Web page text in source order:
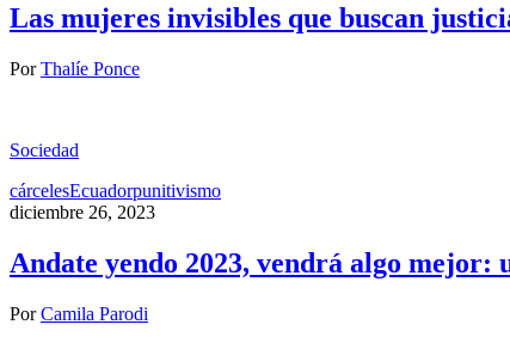
Las mujeres invisibles que buscan
PorThalíe Ponce
Sociedad
cárcelesEcuadorpunitivismo
diciembre 26, 2023
Andate yendo 2023, vendrá algo mejor:
PorCamila Parodi